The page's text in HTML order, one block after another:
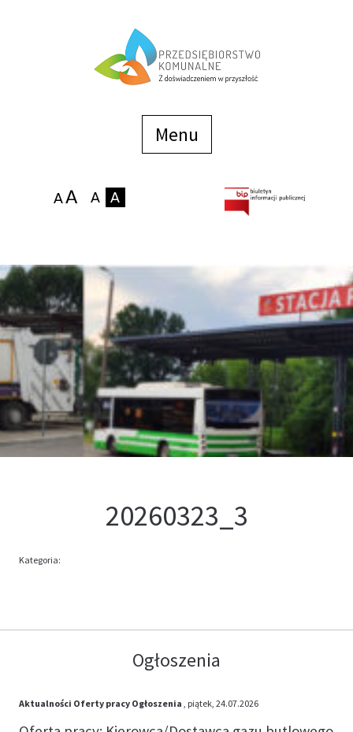
Menu
Zakłady
Podaj stan wodomierza
Kontakt
Oferta
20260323_3
Kategoria:
Ogłoszenia
Aktualności Oferty pracy Ogłoszenia , piątek, 24.07.2026